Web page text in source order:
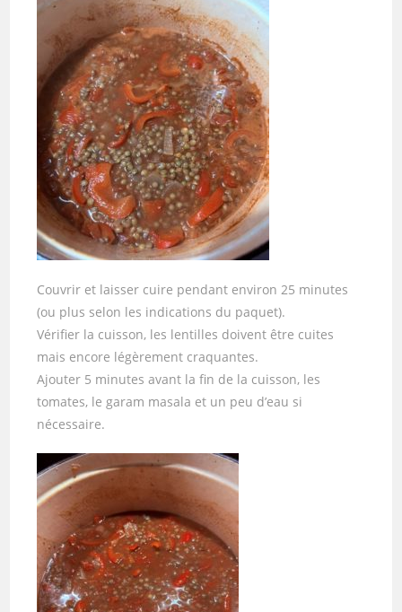
Couvrir et laisser cuire pendant environ 25 minutes
(ou plus selon les indications du paquet).
Vérifier la cuisson, les lentilles doivent être cuites
mais encore légèrement craquantes.
Ajouter 5 minutes avant la fin de la cuisson, les
tomates, le garam masala et un peu d’eau si
nécessaire.